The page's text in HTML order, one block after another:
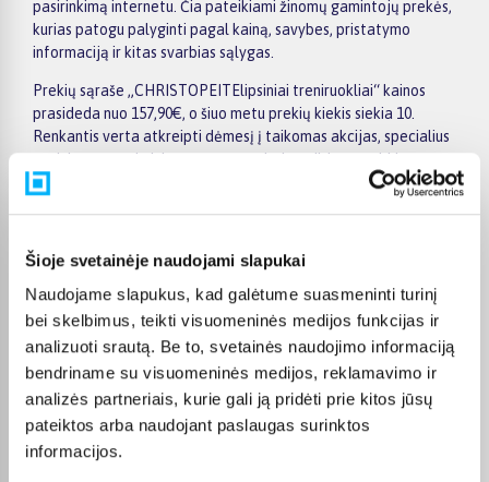
Šioje svetainėje naudojami slapukai
Naudojame slapukus, kad galėtume suasmeninti turinį
bei skelbimus, teikti visuomeninės medijos funkcijas ir
analizuoti srautą. Be to, svetainės naudojimo informaciją
bendriname su visuomeninės medijos, reklamavimo ir
analizės partneriais, kurie gali ją pridėti prie kitos jūsų
pateiktos arba naudojant paslaugas surinktos
informacijos.
pasirinkimą internetu. Čia pateikiami žinomų gamintojų prekės,
kurias patogu palyginti pagal kainą, savybes, pristatymo
informaciją ir kitas svarbias sąlygas.
Prekių sąraše „CHRISTOPEITElipsiniai treniruokliai“ kainos
prasideda nuo 157,90€, o šiuo metu prekių kiekis siekia 10.
Renkantis verta atkreipti dėmesį į taikomas akcijas, specialius
pasiūlymus, techninius parametrus bei papildomas pirkimo
sąlygas, kad būtų lengviau išsirinkti geriausiai jūsų poreikius
susiaurinti asortimentą ir greičiau rasti tinkamą prekę.
Peržiūrėkite „CHRISTOPEITElipsiniai treniruokliai“ pasiūlymus
BIGBOX.LT, palyginkite prekes ir pirkite internetu patogiai.
Pasirinktą prekę pristatysime per jos aprašyme nurodytą
terminą.